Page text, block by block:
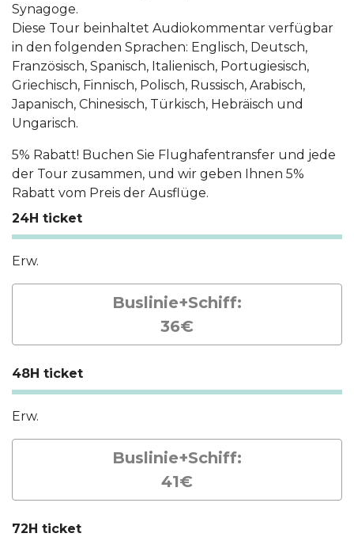
Synagoge.
Diese Tour beinhaltet Audiokommentar verfügbar
in den folgenden Sprachen: Englisch, Deutsch,
Französisch, Spanisch, Italienisch, Portugiesisch,
Griechisch, Finnisch, Polisch, Russisch, Arabisch,
Japanisch, Chinesisch, Türkisch, Hebräisch und
Ungarisch.
5% Rabatt! Buchen Sie Flughafentransfer und jede
der Tour zusammen, und wir geben Ihnen 5%
Rabatt vom Preis der Ausflüge.
24H ticket
Erw.
Buslinie+Schiff:
36€
48H ticket
Erw.
Buslinie+Schiff:
41€
72H ticket